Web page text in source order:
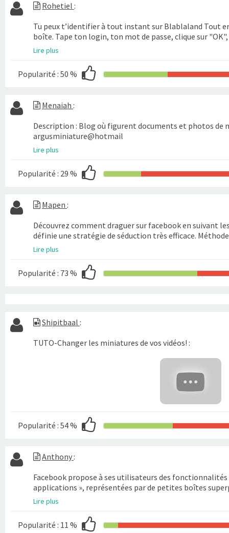
Rohetiel :
Tu peux t’identifier à tout instant sur Blablaland Tout
boîte. Tape ton login, ton mot de passe, clique sur
Lire plus
Popularité : 50 %
Menaiah :
Description : Blog où figurent documents et photos de
argusminiature@hotmail
Lire plus
Popularité : 29 %
Mapen :
Découvrez comment draguer sur facebook en suivant
définie une stratégie de séduction très efficace.
Lire plus
Popularité : 73 %
Shipitbaal :
TUTO-Changer les miniatures de vos vidéos! :
Popularité : 54 %
Anthony:
Facebook propose à ses utilisateurs des
applications », représentées par de petites boîtes
Lire plus
Popularité : 11 %